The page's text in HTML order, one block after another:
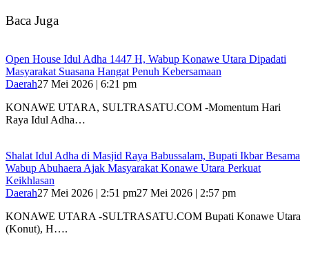
Baca Juga
Open House Idul Adha 1447 H, Wabup Konawe Utara Dipadati
Masyarakat Suasana Hangat Penuh Kebersamaan
Daerah27 Mei 2026 | 6:21 pm
KONAWE UTARA, SULTRASATU.COM -Momentum Hari
Raya Idul Adha…
Shalat Idul Adha di Masjid Raya Babussalam, Bupati Ikbar Besama
Wabup Abuhaera Ajak Masyarakat Konawe Utara Perkuat
Keikhlasan
Daerah27 Mei 2026 | 2:51 pm27 Mei 2026 | 2:57 pm
KONAWE UTARA -SULTRASATU.COM Bupati Konawe Utara
(Konut), H….